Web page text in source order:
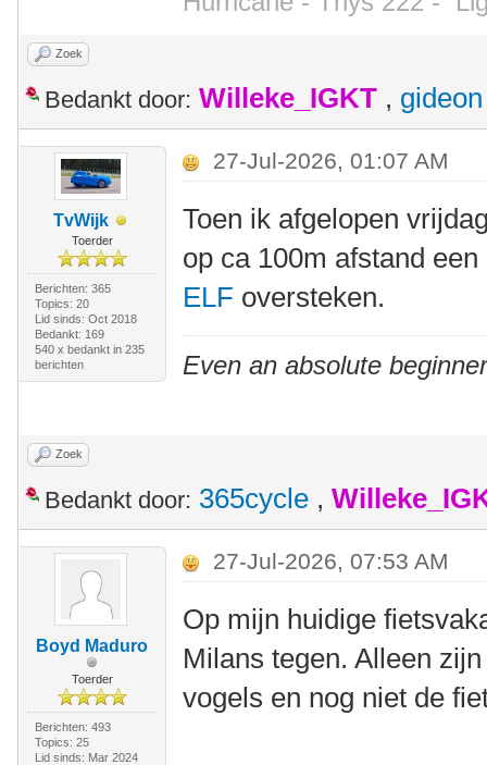
Zoek
Bedankt door: Willeke_IGKT , gideon
TvWijk
Toerder
Berichten: 365
Topics: 20
Lid sinds: Oct 2018
Bedankt: 169
540 x bedankt in 235
berichten
27-Jul-2026, 01:07 AM
Toen ik afgelopen
op ca 100m afstand
ELF oversteken.
Even an absolute
Zoek
Bedankt door: 365cycle ,
Boyd Maduro
Toerder
Berichten: 493
Topics: 25
Lid sinds: Mar 2024
27-Jul-2026, 07:53 AM
Op mijn huidige
Milans tegen. Alleen
vogels en nog niet de